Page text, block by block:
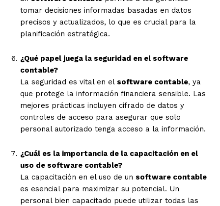
tomar decisiones informadas basadas en datos
precisos y actualizados, lo que es crucial para la
planificación estratégica.
¿Qué papel juega la seguridad en el software
contable?
La seguridad es vital en el software contable, ya
que protege la información financiera sensible. Las
mejores prácticas incluyen cifrado de datos y
controles de acceso para asegurar que solo
personal autorizado tenga acceso a la información.
¿Cuál es la importancia de la capacitación en el
uso de software contable?
La capacitación en el uso de un software contable
es esencial para maximizar su potencial. Un
personal bien capacitado puede utilizar todas las